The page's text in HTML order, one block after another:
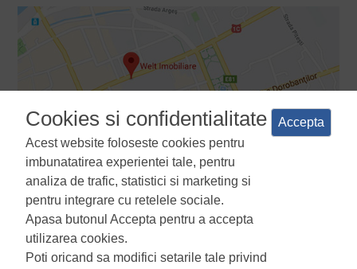
Termeni si conditii Politica de confidentialitate
utilizare a cookie-urilor
Cookies si confidentialitate
Acest website foloseste cookies pentru
imbunatatirea experientei tale, pentru
analiza de trafic, statistici si marketing si
pentru integrare cu retelele sociale.
Apasa butonul Accepta pentru a accepta
utilizarea cookies.
Poti oricand sa modifici setarile tale privind
Accepta